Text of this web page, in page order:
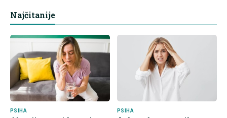
Najčitanije
PSIHA PSIHA